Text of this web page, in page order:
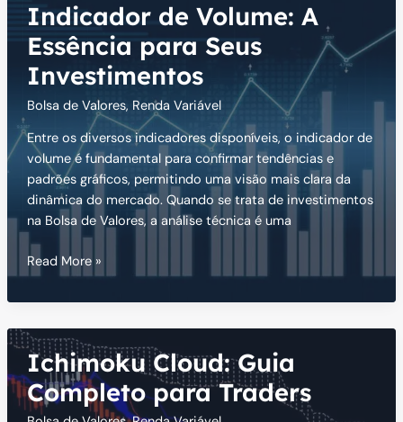
seus
Ganhos
Indicador de Volume: A
Essência para Seus
Investimentos
Bolsa de Valores, Renda Variável
Entre os diversos indicadores disponíveis, o indicador de
volume é fundamental para confirmar tendências e
padrões gráficos, permitindo uma visão mais clara da
dinâmica do mercado. Quando se trata de investimentos
na Bolsa de Valores, a análise técnica é uma
Indicador
de
Volume:
Essência
para
Seus
Investimentos
Read More »
Ichimoku Cloud: Guia
Completo para Traders